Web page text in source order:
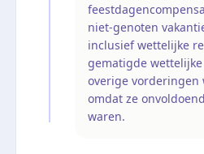
niet-genoten
inclusief wettelijke
gematigde
overige vorderingen
omdat ze
waren.